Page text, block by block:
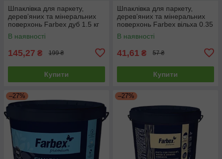
Шпаклівка для паркету,
дерев’яних та мінеральних
поверхонь Farbex дуб 1.5 кг
В наявності
145,27 ₴ 199 ₴
Купити
Шпаклівка для паркету,
дерев’яних та мінеральних
поверхонь Farbex вільха 0.35
кг
В наявності
41,61 ₴ 57 ₴
Купити
–27% –27%